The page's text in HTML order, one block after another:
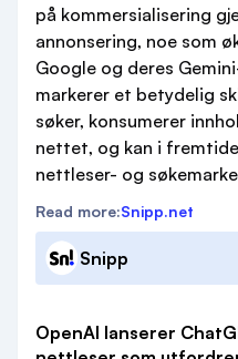
på kommersialisering
annonsering, noe som
Google og deres
markerer et betydelig
søker, konsumerer
nettet, og kan i
nettleser- og
Read more:Snipp.net
Snipp
OpenAI lanserer